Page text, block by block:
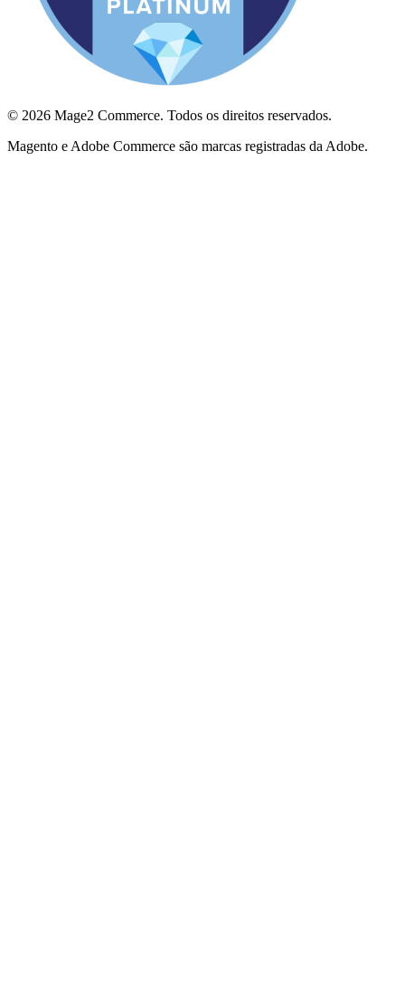
© 2026 Mage2 Commerce. Todos os direitos reservados.
Magento e Adobe Commerce são marcas registradas da Adobe.